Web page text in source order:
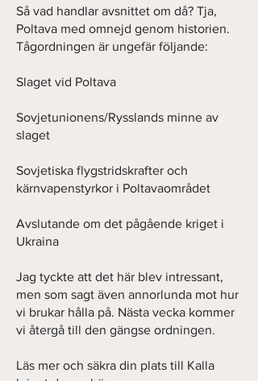
Så vad handlar avsnittet om då? Tja,
Poltava med omnejd genom historien.
Tågordningen är ungefär följande:
Slaget vid Poltava
Sovjetunionens/Rysslands minne av
slaget
Sovjetiska flygstridskrafter och
kärnvapenstyrkor i Poltavaområdet
Avslutande om det pågående kriget i
Ukraina
Jag tyckte att det här blev intressant,
men som sagt även annorlunda mot hur
vi brukar hålla på. Nästa vecka kommer
vi återgå till den gängse ordningen.
Läs mer och säkra din plats till Kalla